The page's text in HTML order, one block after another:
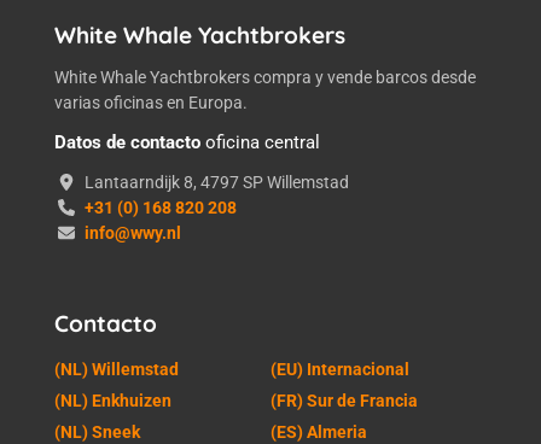
White Whale Yachtbrokers
White Whale Yachtbrokers compra y vende barcos desde
varias oficinas en Europa.
Datos de contactooficina central
Lantaarndijk 8, 4797 SP Willemstad
+31 (0) 168 820 208
info@wwy.nl
Contacto
(NL) Willemstad
(NL) Enkhuizen
(NL) Sneek
(EU) Internacional
(FR) Sur de Francia
(ES) Almeria